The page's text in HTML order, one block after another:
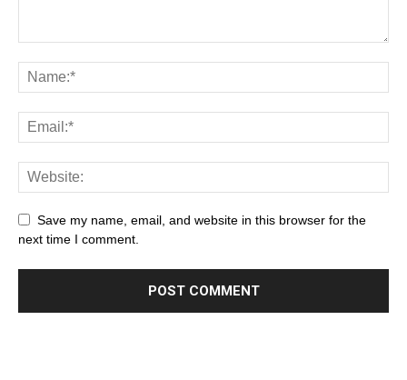
Save my name, email, and website in this browser for the
next time I comment.